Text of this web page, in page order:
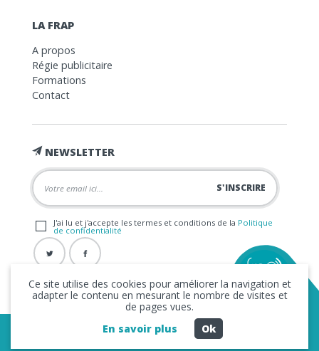
LA FRAP
A propos
Régie publicitaire
Formations
Contact
NEWSLETTER
J'ai lu et j'accepte les termes et conditions de la Politique
de confidentialité
Copyright © 2026 La FRAP -Mentions légales
Business to Web
Ce site utilise des cookies pour améliorer la navigation et
adapter le contenu en mesurant le nombre de visites et
de pages vues.
En savoir plus
Ok